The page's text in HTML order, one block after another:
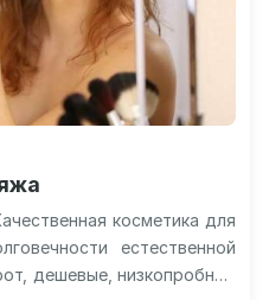
косметика для
естественной
дешевые, низкопробные